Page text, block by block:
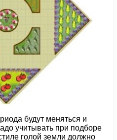
будут меняться и
учитывать при подборе
голой земли должно